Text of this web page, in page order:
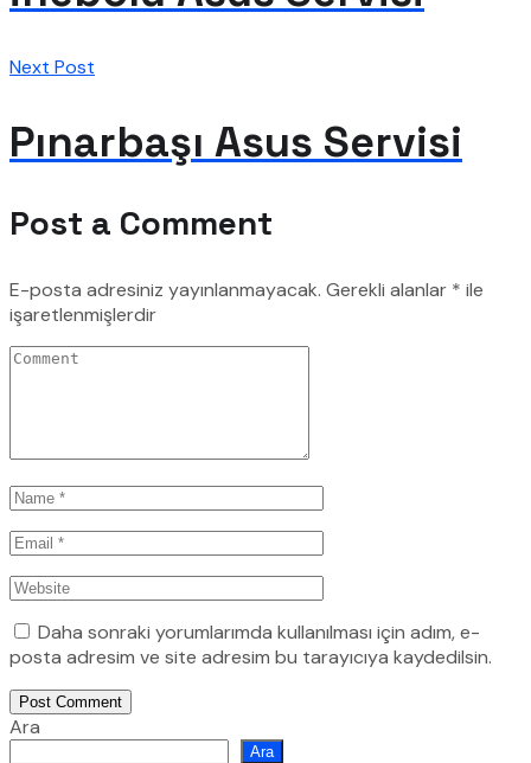
Next Post
Pınarbaşı Asus Servisi
Post a Comment
E-posta adresiniz yayınlanmayacak. Gerekli alanlar * ile
işaretlenmişlerdir
Daha sonraki yorumlarımda kullanılması için adım, e-
posta adresim ve site adresim bu tarayıcıya kaydedilsin.
Post Comment
Ara
Ara